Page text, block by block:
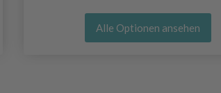
Alle Optionen ansehen